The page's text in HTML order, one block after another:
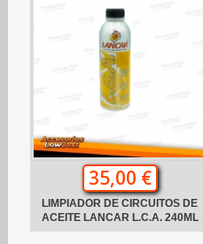
35,00 €
LIMPIADOR DE CIRCUITOS DE
ACEITE LANCAR L.C.A. 240ML